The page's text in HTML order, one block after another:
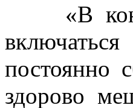
«В конце
постоянно
здорово